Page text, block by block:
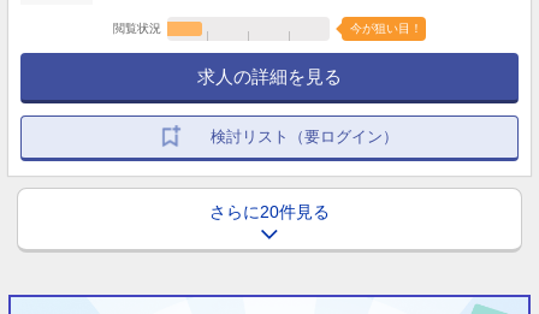
閲覧状況 今が狙い目！
求人の詳細を見る
検討リスト（要ログイン）
さらに20件見る